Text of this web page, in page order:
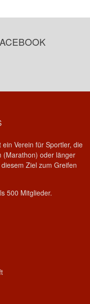
Verein für Sportler, die
(Marathon) oder länger
Ziel zum Greifen
500 Mitglieder.